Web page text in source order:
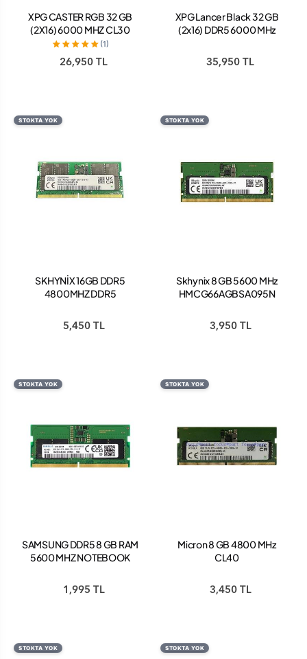
XPG CASTER RGB 32 GB
(2X16) 6000 MHZ CL30
AX5U6000C3016G-
DCCARGY DDR5 RAM
(1)
26,950 TL
XPG Lancer Black 32 GB
(2x16) DDR5 6000 MHz
DCLABK RAM
35,950 TL
STOKTA YOK
SKHYNİX 16GB DDR5
4800MHZ DDR5
(KUTUSUZ)
5,450 TL
STOKTA YOK
Skhynix 8 GB 5600 MHz
HMCG66AGBSA095N
3,950 TL
STOKTA YOK
SAMSUNG DDR5 8 GB RAM
5600 MHZ NOTEBOOK
1,995 TL
STOKTA YOK
Micron 8 GB 4800 MHz
CL40
DDR5 Ram Notebook
(Kutusuz)
3,450 TL
STOKTA YOK STOKTA YOK